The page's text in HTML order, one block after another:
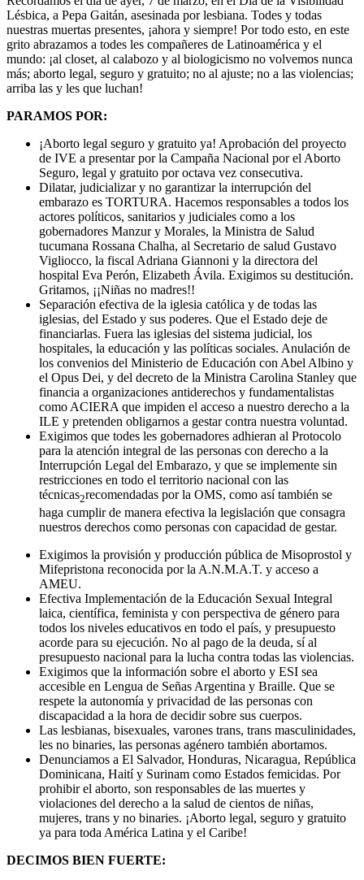
Lésbica, a Pepa Gaitán, asesinada por lesbiana. Todes y todas
nuestras muertas presentes, ¡ahora y siempre! Por todo esto, en este
grito abrazamos a todes les compañeres de Latinoamérica y el
mundo: ¡al closet, al calabozo y al biologicismo no volvemos nunca
más; aborto legal, seguro y gratuito; no al ajuste; no a las violencias;
arriba las y les que luchan!
PARAMOS POR:
¡Aborto legal seguro y gratuito ya! Aprobación del proyecto
de IVE a presentar por la Campaña Nacional por el Aborto
Seguro, legal y gratuito por octava vez consecutiva.
Dilatar, judicializar y no garantizar la interrupción del
embarazo es TORTURA. Hacemos responsables a todos los
actores políticos, sanitarios y judiciales como a los
gobernadores Manzur y Morales, la Ministra de Salud
tucumana Rossana Chalha, al Secretario de salud Gustavo
Vigliocco, la fiscal Adriana Giannoni y la directora del
hospital Eva Perón, Elizabeth Ávila. Exigimos su destitución.
Gritamos, ¡¡Niñas no madres!!
Separación efectiva de la iglesia católica y de todas las
iglesias, del Estado y sus poderes. Que el Estado deje de
financiarlas. Fuera las iglesias del sistema judicial, los
hospitales, la educación y las políticas sociales. Anulación de
los convenios del Ministerio de Educación con Abel Albino y
el Opus Dei, y del decreto de la Ministra Carolina Stanley que
financia a organizaciones antiderechos y fundamentalistas
como ACIERA que impiden el acceso a nuestro derecho a la
ILE y pretenden obligarnos a gestar contra nuestra voluntad.
Exigimos que todes les gobernadores adhieran al Protocolo
para la atención integral de las personas con derecho a la
Interrupción Legal del Embarazo, y que se implemente sin
restricciones en todo el territorio nacional con las
técnicas2recomendadas por la OMS, como así también se
haga cumplir de manera efectiva la legislación que consagra
nuestros derechos como personas con capacidad de gestar.
Exigimos la provisión y producción pública de Misoprostol y
Mifepristona reconocida por la A.N.M.A.T. y acceso a
AMEU.
Efectiva Implementación de la Educación Sexual Integral
laica, científica, feminista y con perspectiva de género para
todos los niveles educativos en todo el país, y presupuesto
acorde para su ejecución. No al pago de la deuda, sí al
presupuesto nacional para la lucha contra todas las violencias.
Exigimos que la información sobre el aborto y ESI sea
accesible en Lengua de Señas Argentina y Braille. Que se
respete la autonomía y privacidad de las personas con
discapacidad a la hora de decidir sobre sus cuerpos.
Las lesbianas, bisexuales, varones trans, trans masculinidades,
les no binaries, las personas agénero también abortamos.
Denunciamos a El Salvador, Honduras, Nicaragua, República
Dominicana, Haití y Surinam como Estados femicidas. Por
prohibir el aborto, son responsables de las muertes y
violaciones del derecho a la salud de cientos de niñas,
mujeres, trans y no binaries. ¡Aborto legal, seguro y gratuito
ya para toda América Latina y el Caribe!
DECIMOS BIEN FUERTE: